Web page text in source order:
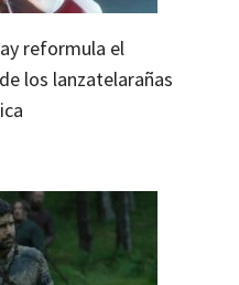
reformula el
los lanzatelarañas